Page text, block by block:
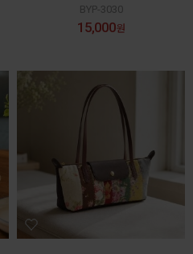
BYP-3030
15,000원